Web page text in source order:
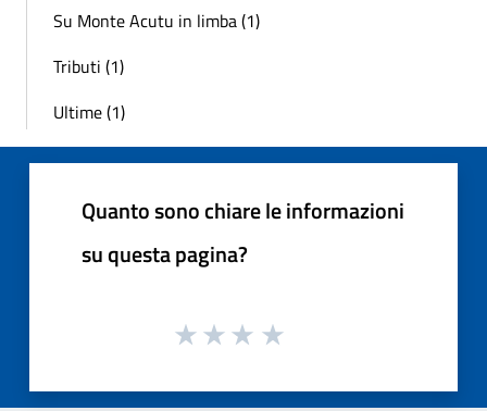
Su Monte Acutu in limba (1)
Tributi (1)
Ultime (1)
Quanto sono chiare le informazioni
su questa pagina?